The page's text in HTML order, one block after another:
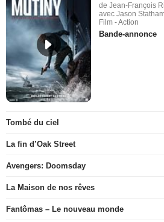
de Jean-François
avec Jason
Film - Action
Bande-annonce
Tombé du ciel
La fin d’Oak Street
Avengers: Doomsday
La Maison de nos rêves
Fantômas – Le nouveau monde